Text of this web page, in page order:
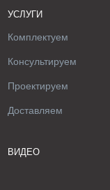
УСЛУГИ
Комплектуем
Консультируем
Проектируем
Доставляем
ВИДЕО